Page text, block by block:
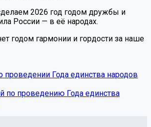
2026 год годом дружбы и
России — в её народах.
годом гармонии и гордости за наше
проведении Года единства народов
по проведению Года единства